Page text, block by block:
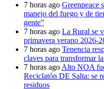
7 horas ago Greenpeace
manejo del fuego y de
gente”
7 horas ago La Rural se
primavera verano 2026-
7 horas ago Tenencia
claves para transformar
7 horas ago Alto NOA
Reciclatón DE Salta: se
residuos